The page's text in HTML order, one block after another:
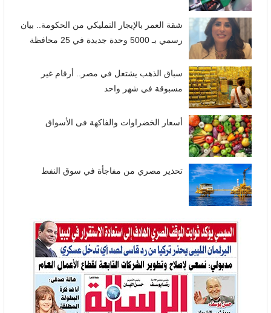
شقة العمر بالإيجار التمليكي من الحكومة.. بيان
رسمي بـ 5000 وحدة جديدة في 25 محافظة
سباق الذهب يشتعل في مصر.. أرقام غير
مسبوقة في شهر واحد
أسعار الخضراوات والفاكهة فى الأسواق
تحذير مصري من مفاجأة في سوق النفط